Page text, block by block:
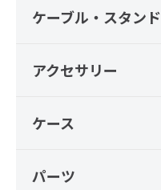
ケーブル・スタンド
アクセサリー
ケース
パーツ